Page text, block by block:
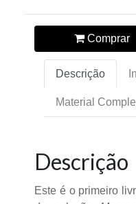
Comprar
Descrição
Material
Descrição
Este é o primeiro